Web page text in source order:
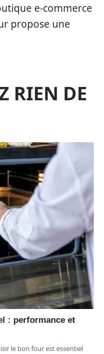
e-commerce
propose une
RIEN DE
: performance et
le bon four est essentiel